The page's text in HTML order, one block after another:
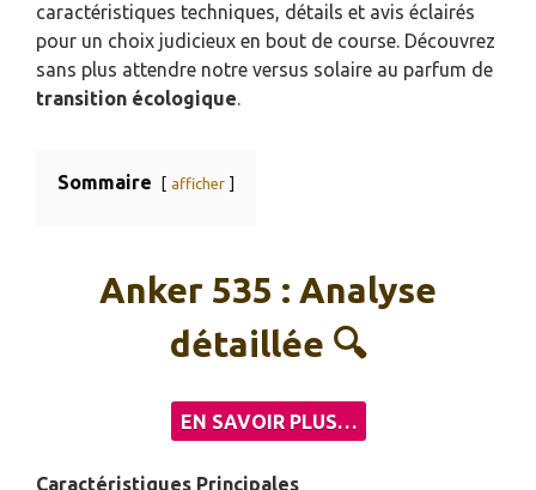
caractéristiques techniques, détails et avis éclairés
pour un choix judicieux en bout de course. Découvrez
sans plus attendre notre versus solaire au parfum de
transition écologique.
Sommaire afficher
Anker 535 : Analyse
détaillée 🔍
EN SAVOIR PLUS…
Caractéristiques Principales